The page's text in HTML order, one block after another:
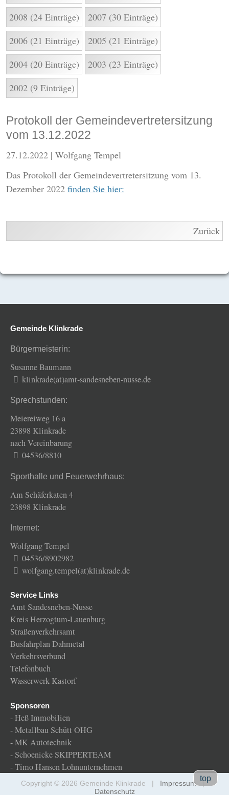
2008 (24 Einträge)
2007 (30 Einträge)
2006 (21 Einträge)
2005 (21 Einträge)
2004 (20 Einträge)
2003 (23 Einträge)
2002 (9 Einträge)
Protokoll der Gemeindevertretersitzung
vom 13.12.2022
27.12.2022 | Wolfgang Tempel
Das Protokoll der Gemeindevertretersitzung vom 13.
Dezember 2022 finden Sie hier:
Zurück
Gemeinde Klinkrade
Bürgermeisterin:
Susanne Baumann
klinkrade(at)amt-sandesneben-nusse.de
Sprechstunden:
Meiereiweg 16 a
23898 Klinkrade
nach Vereinbarung
04536/8810
Sporthalle und Feuerwehrhaus:
Am Schäferkaten 4
23898 Klinkrade
Internet:
Wolfgang Tempel
04536/8902982
wolfgang.tempel(at)klinkrade.de
Service Links
Amt Sandesneben-Nusse
Kreis Herzogtum-Lauenburg
Straßenverkehrsamt
Busfahrplan Dahmetal
Verkehrsverbund
Telefonbuch
Wasserwerk Kastorf
Sponsoren
-Heß Immobilien
-Metallbau Schütt OHG
-MK Autotechnik
- Schoenicke SKIPPERTEAM
-Timo Hansen Lohnunternehmen
Gemeinde
Klinkrade
top
Copyright © 2026 Gemeinde Klinkrade | Impressum|
Datenschutz